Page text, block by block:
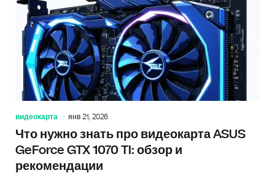
видеокарта янв 21, 2026
Что нужно знать про видеокарта ASUS
GeForce GTX 1070 TI: обзор и
рекомендации